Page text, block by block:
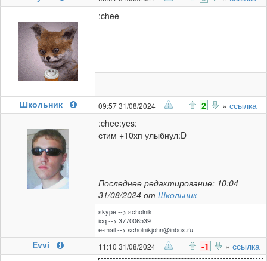
:chee
Школьник 09:57 31/08/2024 2 » ссылка
:chee:yes:
стим +10хп улыбнул:D
Последнее редактирование: 10:04
31/08/2024 от Школьник
skype --> scholnik
icq --> 377006539
e-mail --> scholnikjohn@inbox.ru
Evvi 11:10 31/08/2024 -1 » ссылка